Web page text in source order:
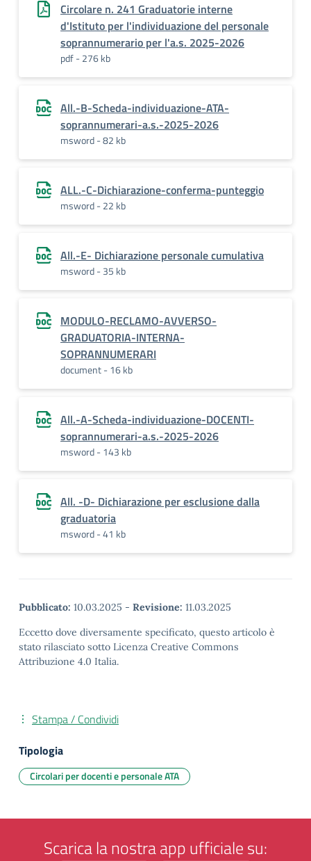
Circolare n. 241 Graduatorie interne
d'Istituto per l'individuazione del personale
soprannumerario per l'a.s. 2025-2026
pdf - 276 kb
All.-B-Scheda-individuazione-ATA-
soprannumerari-a.s.-2025-2026
msword - 82 kb
ALL.-C-Dichiarazione-conferma-punteggio
msword - 22 kb
All.-E- Dichiarazione personale cumulativa
msword - 35 kb
MODULO-RECLAMO-AVVERSO-
GRADUATORIA-INTERNA-
SOPRANNUMERARI
document - 16 kb
All.-A-Scheda-individuazione-DOCENTI-
soprannumerari-a.s.-2025-2026
msword - 143 kb
All. -D- Dichiarazione per esclusione dalla
graduatoria
msword - 41 kb
Pubblicato: 10.03.2025 - Revisione: 11.03.2025
Eccetto dove diversamente specificato, questo articolo è
stato rilasciato sotto Licenza Creative Commons
Attribuzione 4.0 Italia.
Stampa / Condividi
Tipologia
Circolari per docenti e personale ATA
Scarica la nostra app ufficiale su: